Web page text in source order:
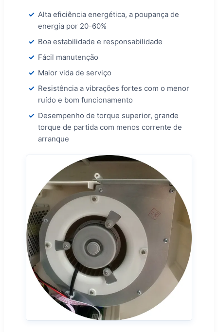
Alta eficiência energética, a poupança de
energia por 20-60%
Boa estabilidade e responsabilidade
Fácil manutenção
Maior vida de serviço
Resistência a vibrações fortes com o menor
ruído e bom funcionamento
Desempenho de torque superior, grande
torque de partida com menos corrente de
arranque